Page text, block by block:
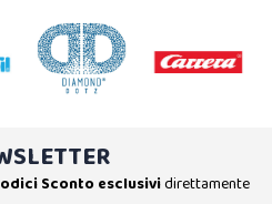
Sconto esclusividirettamente